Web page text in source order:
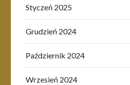
Styczeń 2025
Grudzień 2024
Październik 2024
Wrzesień 2024